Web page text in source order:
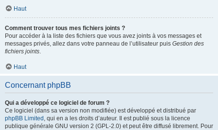
Haut
Comment trouver tous mes fichiers joints ?
Pour accéder à la liste des fichiers que vous avez joints à vos messages et
messages privés, allez dans votre panneau de l’utilisateur puis Gestion des
fichiers joints.
Haut
Concernant phpBB
Qui a développé ce logiciel de forum ?
Ce logiciel (dans sa version non modifiée) est développé et distribué par
phpBB Limited , qui en a les droits d’auteur. Il est publié sous la licence
publique générale GNU version 2 (GPL-2.0) et peut être diffusé librement. Pour